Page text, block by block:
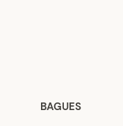
BAGUES